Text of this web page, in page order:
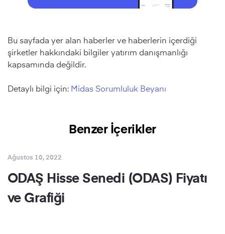
Bu sayfada yer alan haberler ve haberlerin içerdiği
şirketler hakkındaki bilgiler yatırım danışmanlığı
kapsamında değildir.
Detaylı bilgi için: Midas Sorumluluk Beyanı
Benzer İçerikler
Ağustos 10, 2022
ODAŞ Hisse Senedi (ODAS) Fiyatı
ve Grafiği